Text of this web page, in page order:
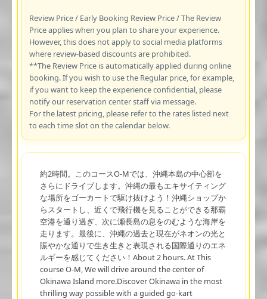
Review Price / Early Booking Review Price / The Review
Price applies when you plan to share your experience.
However, this does not apply to social media platforms
where review-based discounts are prohibited.
**The Review Price is automatically applied during online
booking. If you wish to use the Regular price, for example,
if you want to keep the experience confidential, please
notify our reservation center staff via message.
For the latest pricing, please refer to the rates listed next
to each time slot on the calendar below.
約2時間。このコースO-Mでは、沖縄本島の中心部を
さらにドライブします。沖縄の最もエキサイティング
な場所をゴーカートで駆け抜けよう！沖縄ショップか
らスタートし、近くで飛行機を見ることができる那覇
空港を通り過ぎ、次に瀬長島の息をのむような海岸を
走ります。最後に、沖縄の過去と現在がネオンの光と
賑やかな通りで生き生きと表現される国際通りのエネ
ルギーを感じてください！About 2 hours. At This
course O-M, We will drive around the center of
Okinawa Island more.Discover Okinawa in the most
thrilling way possible with a guided go-kart